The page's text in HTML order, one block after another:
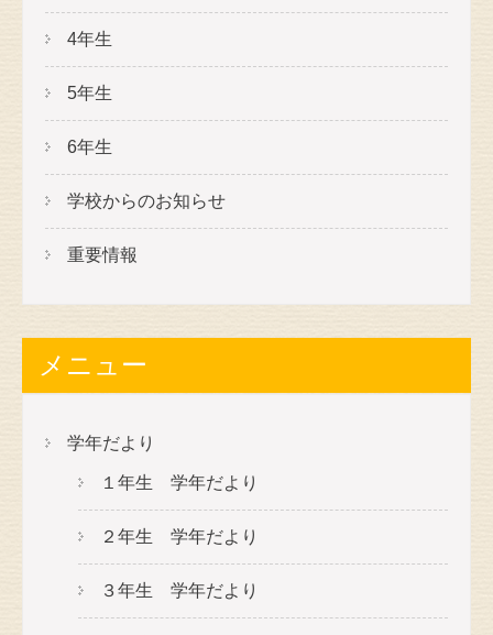
4年生
5年生
6年生
学校からのお知らせ
重要情報
メニュー
学年だより
１年生 学年だより
２年生 学年だより
３年生 学年だより